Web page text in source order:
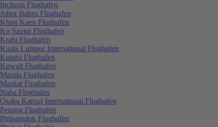
Incheon Flughafen
Johor Bahru Flughafen
Khon Kaen Flughafen
Ko Samui Flughafen
Krabi Flughafen
Kuala Lumpur International Flughafen
Kutaisi Flughafen
Kuwait Flughafen
Manila Flughafen
Maskat Flughafen
Naha Flughafen
Osaka Kansai International Flughafen
Penang Flughafen
Phitsanulok Flughafen